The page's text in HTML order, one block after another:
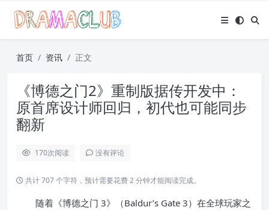
首页 资讯 正文
《博德之门2》重制版据传开发中：
原首席设计师回归，初代也可能同步
翻新
170次阅读 没有评论
共计 707 个字符，预计需要花费 2 分钟才能阅读完成。
随着《博德之门 3》（Baldur’s Gate 3）在全球玩家之